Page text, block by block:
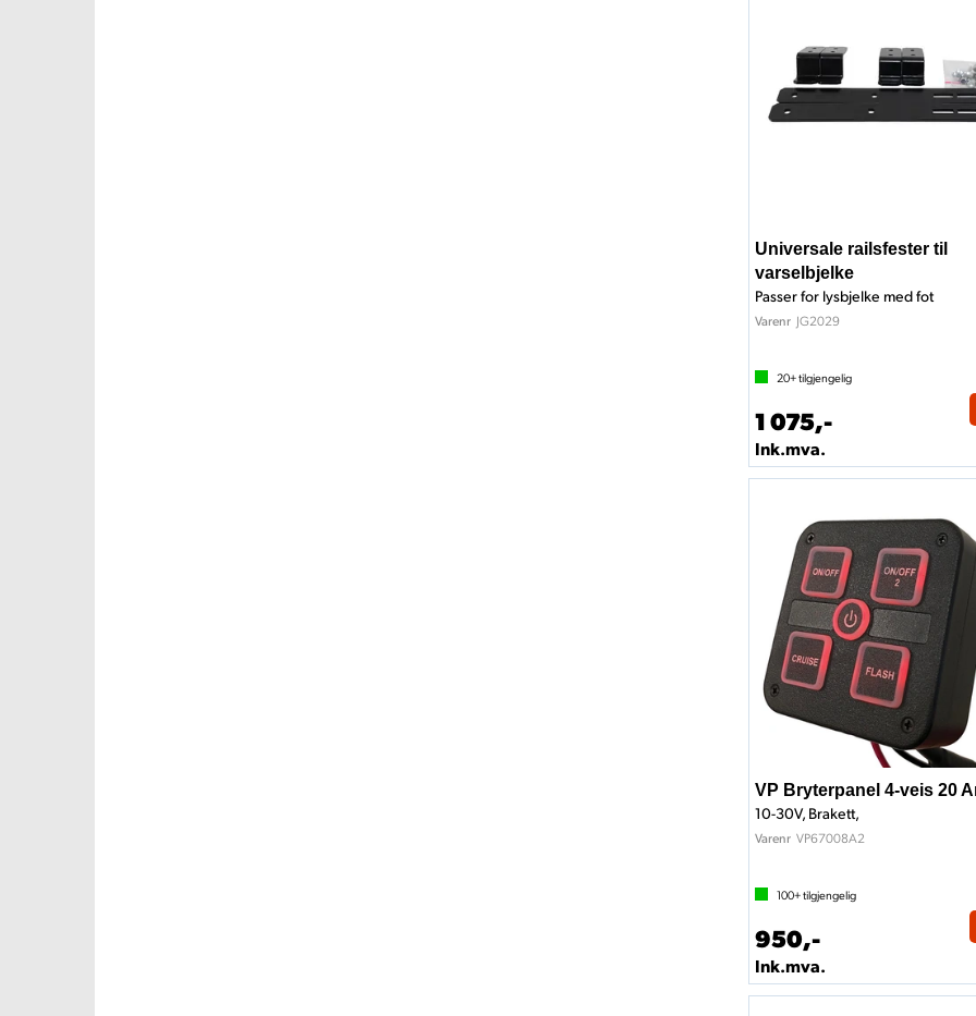
Universale railsfester til
varselbjelke
Passer for lysbjelke med fot
Varenr JG2029
20+tilgjengelig
1 075,-
Ink.mva.
VP Bryterpanel 4-veis 20
10-30V, Brakett,
Varenr VP67008A2
100+tilgjengelig
950,-
Ink.mva.